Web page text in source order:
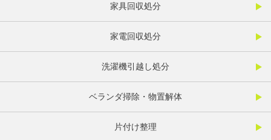
家具回収処分
家電回収処分
洗濯機引越し処分
ベランダ掃除・物置解体
片付け整理